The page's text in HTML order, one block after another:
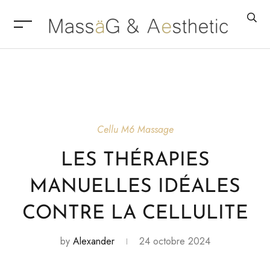
Cellu M6Massage
LES THÉRAPIES
MANUELLES IDÉALES
CONTRE LA CELLULITE
by Alexander 24 octobre 2024